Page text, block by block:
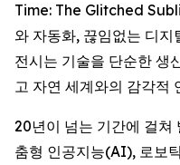
Time: The Glitched
와 자동화, 끊임없는 디지
전시는 기술을 단순한 생
고 자연 세계와의 감각적
20년이 넘는 기간에 걸쳐
춤형 인공지능(AI), 로보